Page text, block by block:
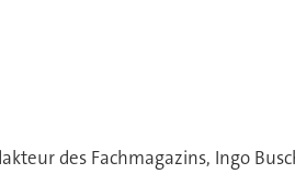
des Fachmagazins, Ingo